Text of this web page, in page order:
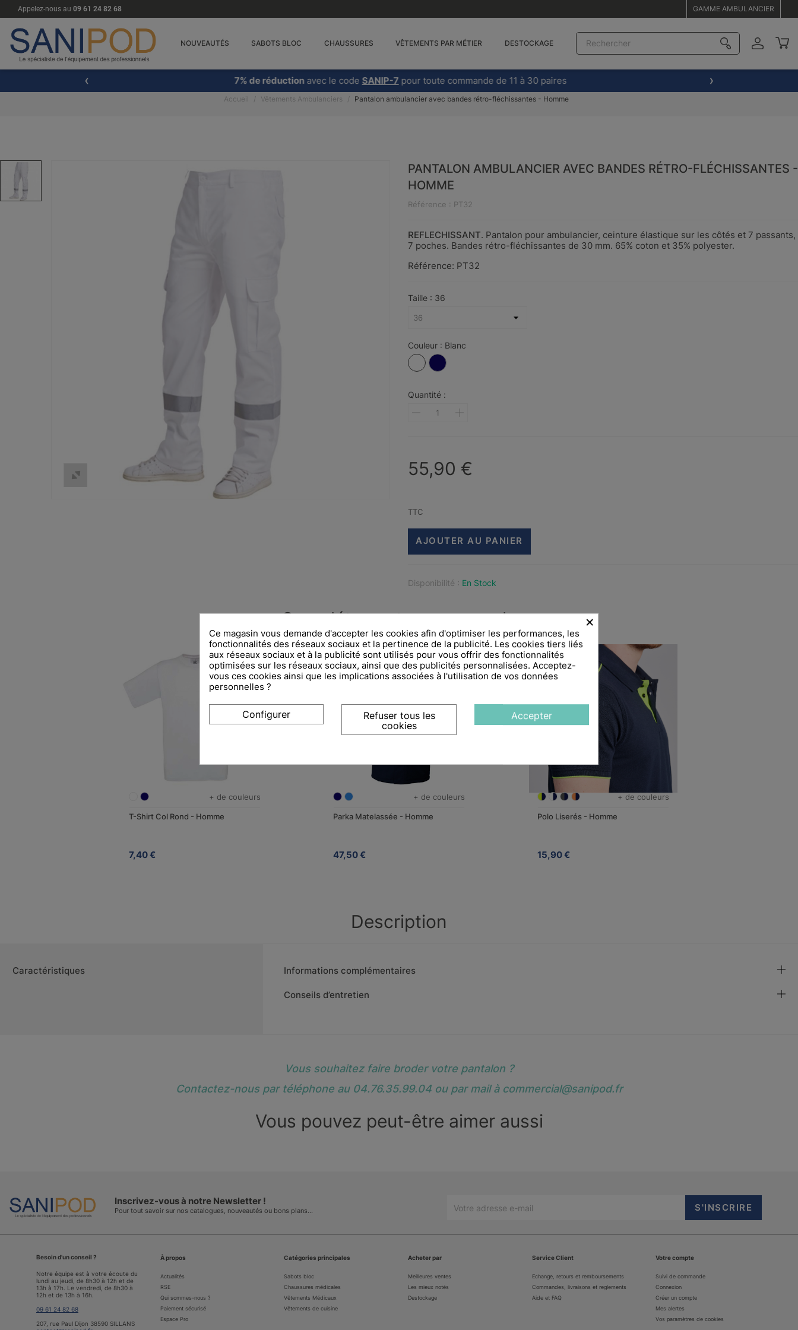
Appelez-nous au 09 61 24 82 68 GAMME AMBULANCIER
NOUVEAUTÉS SABOTS BLOC CHAUSSURES VÊTEMENTS PAR MÉTIER DESTOCKAGE
7% de réductionavec le code SANIP-7pour toute commande de 11 à 30 paires
Accueil Vêtements Ambulanciers Pantalon ambulancier avec bandes rétro-fléchissantes - Homme
PANTALON AMBULANCIER AVEC BANDES RÉTRO-FLÉCHISSANTES -
HOMME
Référence : PT32
REFLECHISSANT. Pantalon pour ambulancier, ceinture élastique sur les côtés et 7 passants,
7 poches. Bandes rétro-fléchissantes de 30 mm. 65% coton et 35% polyester.
Référence: PT32
Taille : 36
Couleur : Blanc
BlancBleu
marine
Quantité :
55,90 €
TTC
AJOUTER AU PANIER
Disponibilité : En Stock
Complétez votre commande
+ de couleurs
T-Shirt Col Rond - Homme
7,40 €
+ de couleurs
Parka Matelassée - Homme
47,50 €
+ de couleurs
Polo Liserés - Homme
15,90 €
Description
Caractéristiques Informations complémentaires
Conseils d’entretien
Vous souhaitez faire broder votre pantalon ?
Contactez-nous par téléphone au 04.76.35.99.04 ou par mail à commercial@sanipod.fr
Vous pouvez peut-être aimer aussi
Inscrivez-vous à notre Newsletter !
Pour tout savoir sur nos catalogues, nouveautés ou bons plans…
Besoin d'un conseil ?
Notre équipe est à votre écoute du
lundi au jeudi, de 8h30 à 12h et de
13h à 17h. Le vendredi, de 8h30 à
12h et de 13h à 16h.
09 61 24 82 68
207, rue Paul Dijon 38590 SILLANS
À propos
Actualités
RSE
Qui sommes-nous ?
Paiement sécurisé
Espace Pro
Catégories principales
Sabots bloc
Chaussures médicales
Vêtements Médicaux
Vêtements de cuisine
Acheter par
Meilleures ventes
Les mieux notés
Destockage
Service Client
Echange, retours et remboursements
Commandes, livraisons et reglements
Aide et FAQ
Votre compte
Suivi de commande
Connexion
Créer un compte
Mes alertes
Vos paramètres de cookies
×
Ce magasin vous demande d'accepter les cookies afin d'optimiser les performances, les
fonctionnalités des réseaux sociaux et la pertinence de la publicité. Les cookies tiers liés
aux réseaux sociaux et à la publicité sont utilisés pour vous offrir des fonctionnalités
optimisées sur les réseaux sociaux, ainsi que des publicités personnalisées. Acceptez-
vous ces cookies ainsi que les implications associées à l'utilisation de vos données
personnelles ?
Accepter
Refuser tous les
cookies
Configurer